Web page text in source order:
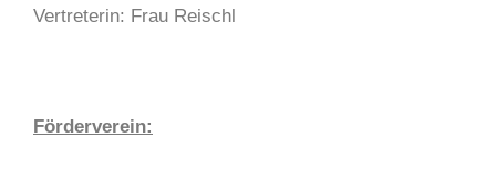
Vertreterin: Frau Reischl
Förderverein: